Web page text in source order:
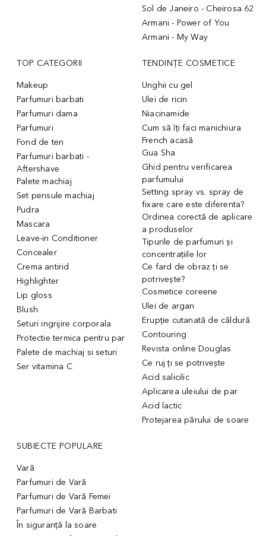
Sol de Janeiro - Cheirosa 62
Armani - Power of You
Armani - My Way
TOP CATEGORII
Makeup
Parfumuri barbati
Parfumuri dama
Parfumuri
Fond de ten
Parfumuri barbati -
Aftershave
Palete machiaj
Set pensule machiaj
Pudra
Mascara
Leave-in Conditioner
Concealer
Crema antirid
Highlighter
Lip gloss
Blush
Seturi ingrijire corporala
Protectie termica pentru par
Palete de machiaj si seturi
Ser vitamina C
TENDINȚE COSMETICE
Unghii cu gel
Ulei de ricin
Niacinamide
Cum să îți faci manichiura
French acasă
Gua Sha
Ghid pentru verificarea
parfumului
Setting spray vs. spray de
fixare care este diferenta?
Ordinea corectă de aplicare
a produselor
Tipurile de parfumuri și
concentrațiile lor
Ce fard de obraz ți se
potrivește?
Cosmetice coreene
Ulei de argan
Erupție cutanată de căldură
Contouring
Revista online Douglas
Ce ruj ți se potrivește
Acid salicilic
Aplicarea uleiului de par
Acid lactic
Protejarea părului de soare
SUBIECTE POPULARE
Vară
Parfumuri de Vară
Parfumuri de Vară Femei
Parfumuri de Vară Barbati
În siguranță la soare